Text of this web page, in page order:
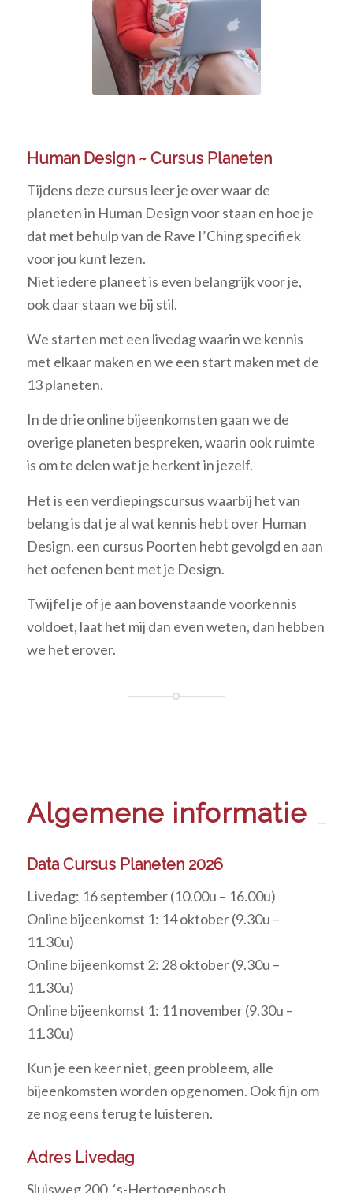
Human Design ~ Cursus Planeten
Tijdens deze cursus leer je over waar de
planeten in Human Design voor staan en hoe je
dat met behulp van de Rave I’Ching specifiek
voor jou kunt lezen.
Niet iedere planeet is even belangrijk voor je,
ook daar staan we bij stil.
We starten met een livedag waarin we kennis
met elkaar maken en we een start maken met de
13 planeten.
In de drie online bijeenkomsten gaan we de
overige planeten bespreken, waarin ook ruimte
is om te delen wat je herkent in jezelf.
Het is een verdiepingscursus waarbij het van
belang is dat je al wat kennis hebt over Human
Design, een cursus Poorten hebt gevolgd en aan
het oefenen bent met je Design.
Twijfel je of je aan bovenstaande voorkennis
voldoet, laat het mij dan even weten, dan hebben
we het erover.
Algemene informatie
Data Cursus Planeten 2026
Livedag: 16 september (10.00u – 16.00u)
Online bijeenkomst 1: 14 oktober (9.30u –
11.30u)
Online bijeenkomst 2: 28 oktober (9.30u –
11.30u)
Online bijeenkomst 1: 11 november (9.30u –
11.30u)
Kun je een keer niet, geen probleem, alle
bijeenkomsten worden opgenomen. Ook fijn om
ze nog eens terug te luisteren.
Adres Livedag
Sluisweg 200, ‘s-Hertogenbosch